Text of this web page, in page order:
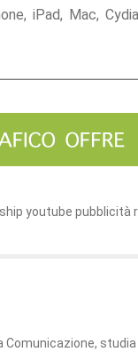
iPad, Mac,
youtube pubblicità
Comunicazione, studia